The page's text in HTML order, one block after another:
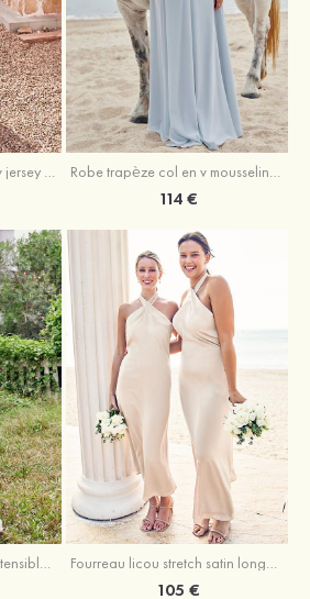
Trumpette/Sirène col en v jersey ras du sol robe de demoiselle d'honneur Robe trapèze col en v mousseline ras du sol robe de demoiselle d'honneur
114 €
Fourreau col en v satin extensible ras du sol robe de demoiselle d'honneur Fourreau licou stretch satin longueur cheville robe de demoiselle d'honneur
105 €